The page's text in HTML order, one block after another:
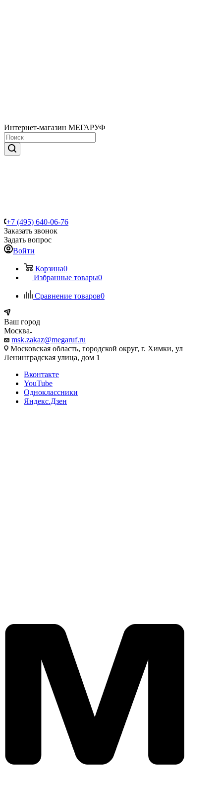
Интернет-магазин МЕГАРУФ
+7 (495) 640-06-76
Заказать звонок
Задать вопрос
Войти
Корзина0
Избранные товары0
Сравнение товаров0
Ваш город
Москва
msk.zakaz@megaruf.ru
Московская область, городской округ, г. Химки, ул
Ленинградская улица, дом 1
Вконтакте
YouTube
Одноклассники
Яндекс.Дзен